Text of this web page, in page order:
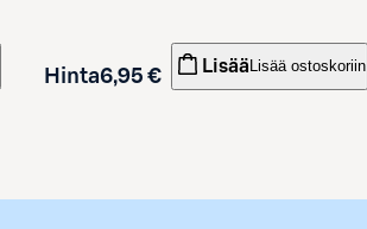
Hinta6,95 € Lisää Lisää ostoskoriin